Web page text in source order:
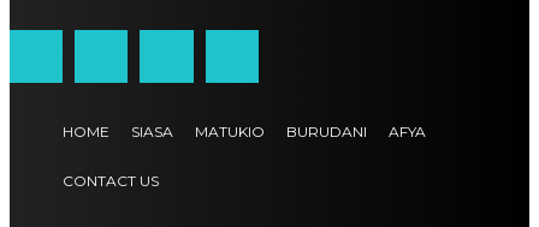
HOME SIASA MATUKIO BURUDANI AFYA
CONTACT US